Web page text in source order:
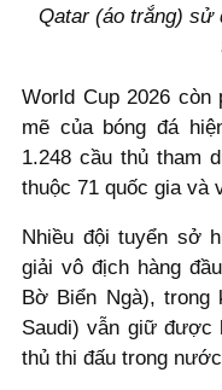
Qatar (áo trắng) sử
World Cup 2026 còn
mẽ của bóng đá
1.248 cầu thủ tham
thuộc 71 quốc gia và
Nhiều đội tuyển sở
giải vô địch hàng
Bờ Biển Ngà),
Saudi) vẫn giữ được
thủ thi đấu trong